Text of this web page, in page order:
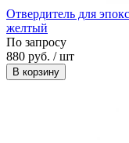
Отвердитель для
желтый
По запросу
880 руб. / шт
В корзину